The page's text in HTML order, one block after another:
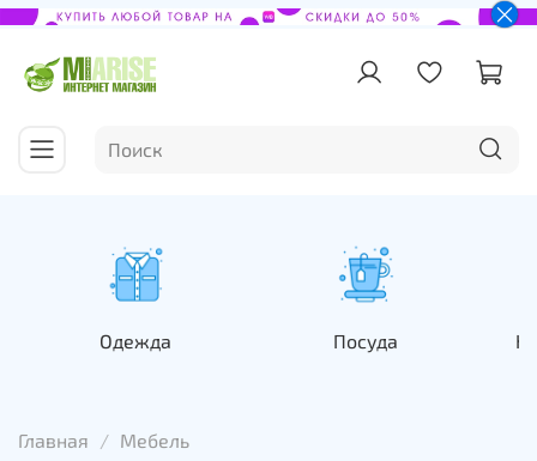
Одежда Посуда
Главная Мебель